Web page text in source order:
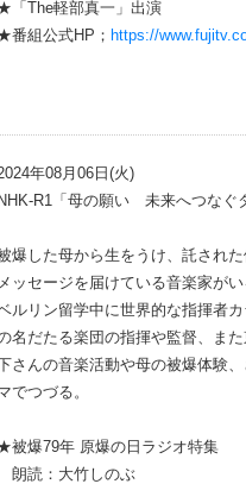
「The軽部真一」出演
番組公式HP； https://
年08月06日(火)
R1「母の願い 未来へつなぐ
爆した母から生をうけ、託され
メッセージを届けている音楽家が
ルリン留学中に世界的な指揮者
名だたる楽団の指揮や監督、ま
さんの音楽活動や母の被爆体験
でつづる。
被爆79年 原爆の日ラジオ特集
朗読：大竹しのぶ